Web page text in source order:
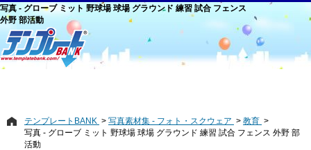
写真 - グローブ ミット 野球場 球場 グラウンド 練習 試合 フェンス
外野 部活動
テンプレートBANK 写真素材集 - フォト・スクウェア
教育
写真 - グローブ ミット 野球場 球場 グラウンド 練習 試合 フェンス 外野 部
活動